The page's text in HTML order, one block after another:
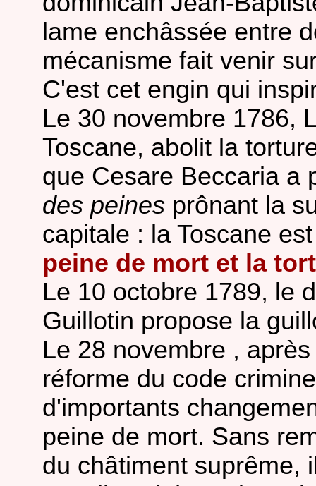
lame enchâssée entre
mécanisme fait venir
C'est cet engin qui
Le 30 novembre 1786,
Toscane, abolit la
que Cesare Beccaria a
des peinesprônant la
capitale : la Toscane
peine de mort et la
Le 10 octobre 1789, le
Guillotin propose la
Le 28 novembre ,
réforme du code
d'importants
peine de mort. Sans
du châtiment suprême,